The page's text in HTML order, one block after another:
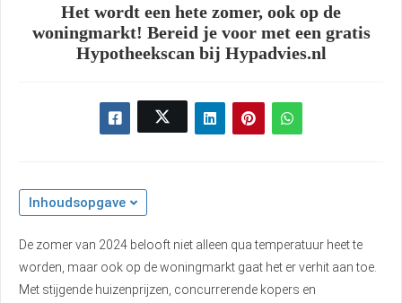
Het wordt een hete zomer, ook op de
woningmarkt! Bereid je voor met een gratis
Hypotheekscan bij Hypadvies.nl
Inhoudsopgave
De zomer van 2024 belooft niet alleen qua temperatuur heet te
worden, maar ook op de woningmarkt gaat het er verhit aan toe.
Met stijgende huizenprijzen, concurrerende kopers en